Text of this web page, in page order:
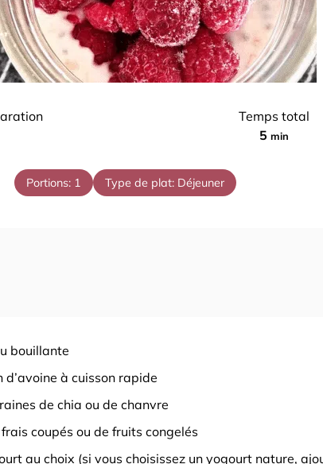
Temps total
5 m
min
Portions: 1 Type de plat: Déjeuner
bouillante
d’avoine à cuisson rapide
de chia ou de chanvre
coupés ou de fruits congelés
au choix (si vous choisissez un yogourt nature,